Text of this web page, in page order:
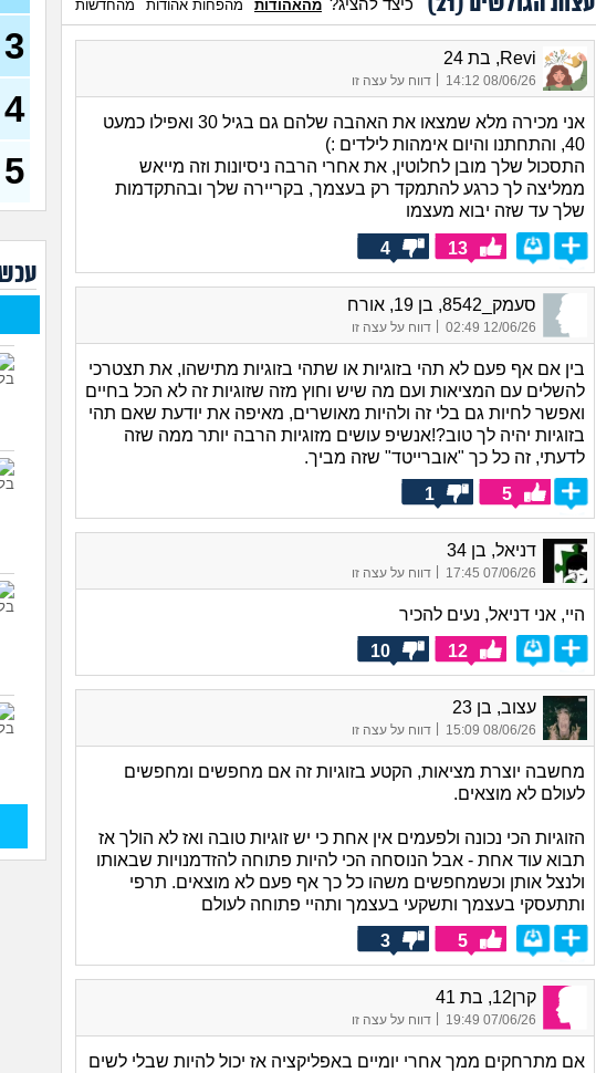
כיצד להציג? מהאהודות מהפחות אהודות מהחדשות
Revi, בת 24
08/06/26 14:12 דווח על עצה זו
אני מכירה מלא שמצאו את האהבה שלהם גם בגיל 30 ואפילו כמעט
40, והתחתנו והיום אימהות לילדים :)
התסכול שלך מובן לחלוטין, את אחרי הרבה ניסיונות וזה מייאש
ממליצה לך כרגע להתמקד רק בעצמך, בקריירה שלך ובהתקדמות
שלך עד שזה יבוא מעצמו
13
4
סעמק_8542, בן 19, אורח
12/06/26 02:49
| דווח על עצה זו
בין אם אף פעם לא תהי בזוגיות או שתהי בזוגיות מתישהו, את תצטרכי
להשלים עם המציאות ועם מה שיש וחוץ מזה שזוגיות זה לא הכל בחיים
ואפשר לחיות גם בלי זה ולהיות מאושרים, מאיפה את יודעת שאם תהי
בזוגיות יהיה לך טוב?!אנשיפ עושים מזוגיות הרבה יותר ממה שזה
לדעתי, זה כל כך "אוברייטד" שזה מביך.
5
1
דניאל, בן 34
07/06/26 17:45 דווח על עצה זו
היי, אני דניאל, נעים להכיר
12
10
עצוב, בן 23
08/06/26 15:09 דווח על עצה זו
מחשבה יוצרת מציאות, הקטע בזוגיות זה אם מחפשים ומחפשים
לעולם לא מוצאים.
הזוגיות הכי נכונה ולפעמים אין אחת כי יש זוגיות טובה ואז לא הולך אז
תבוא עוד אחת - אבל הנוסחה הכי להיות פתוחה להזדמנויות שבאותו
ולנצל אותן וכשמחפשים משהו כל כך אף פעם לא מוצאים. תרפי
ותתעסקי בעצמך ותשקעי בעצמך ותהיי פתוחה לעולם
5
3
קרן12, בת 41
07/06/26 19:49 דווח על עצה זו
אם מתרחקים ממך אחרי יומיים באפליקציה אז יכול להיות שבלי לשים
40)
29)
3
4
5